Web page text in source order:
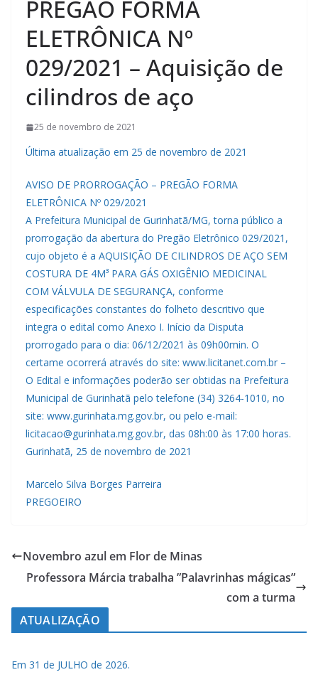
PREGÃO FORMA
ELETRÔNICA Nº
029/2021 – Aquisição de
cilindros de aço
25 de novembro de 2021
Última atualização em 25 de novembro de 2021
AVISO DE PRORROGAÇÃO – PREGÃO FORMA
ELETRÔNICA Nº 029/2021
A Prefeitura Municipal de Gurinhatã/MG, torna público a
prorrogação da abertura do Pregão Eletrônico 029/2021,
cujo objeto é a AQUISIÇÃO DE CILINDROS DE AÇO SEM
COSTURA DE 4M³ PARA GÁS OXIGÊNIO MEDICINAL
COM VÁLVULA DE SEGURANÇA, conforme
especificações constantes do folheto descritivo que
integra o edital como Anexo I. Início da Disputa
prorrogado para o dia: 06/12/2021 às 09h00min. O
certame ocorrerá através do site: www.licitanet.com.br –
O Edital e informações poderão ser obtidas na Prefeitura
Municipal de Gurinhatã pelo telefone (34) 3264-1010, no
site: www.gurinhata.mg.gov.br, ou pelo e-mail:
licitacao@gurinhata.mg.gov.br, das 08h:00 às 17:00 horas.
Gurinhatã, 25 de novembro de 2021
Marcelo Silva Borges Parreira
PREGOEIRO
Novembro azul em Flor de Minas
Professora Márcia trabalha ”Palavrinhas mágicas”
com a turma
ATUALIZAÇÃO
Em 31 de JULHO de 2026.